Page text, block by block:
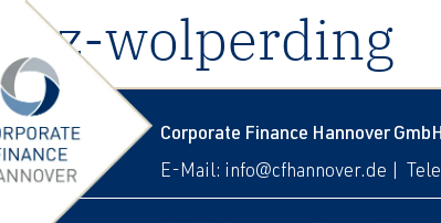
wolperding
Corporate Finance Hannover GmbH
E-Mail: info@cfhannover.de |